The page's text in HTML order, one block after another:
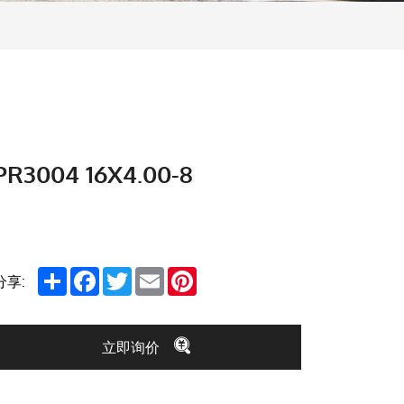
16X4.00-8
享: Share FacebookTwitterEmail
立即询价